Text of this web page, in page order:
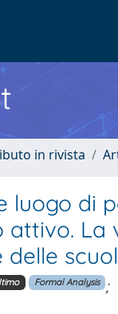
in rivista
luogo di
La
Formal Analysis
;